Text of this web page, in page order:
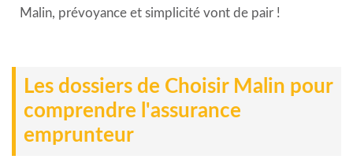
Malin, prévoyance et simplicité vont de pair !
Les dossiers de Choisir Malin pour
comprendre l'assurance
emprunteur